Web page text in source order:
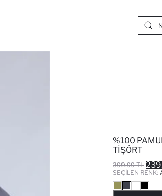
%100
TIŞÖRT
399.99 TL
SEÇILEN RENK: